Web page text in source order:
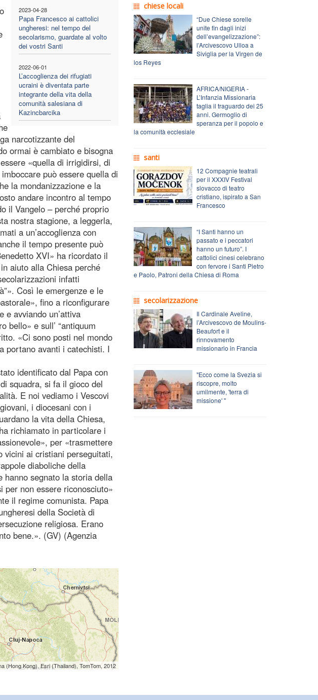
2023-04-28
Papa Francesco ai cattolici
ungheresi: nel tempo del
secolarismo, guardate al volto
dei vostri Santi
2022-06-01
L’accoglienza dei rifugiati
ucraini è diventata parte
integrante della vita della
comunità salesiana di
Kazincbarcika
narcotizzante del
ormai è cambiato e bisogna
«quella di irrigidirsi, di
può essere quella di
la mondanizzazione e la
andare incontro al tempo
il Vangelo – perché proprio
nostra stagione, a leggerla,
a un’accoglienza con
il tempo presente può
XVI» ha ricordato il
aiuto alla Chiesa perché
infatti
Così le emergenze e le
fino a riconfigurare
e avviando un’attiva
bello» e sull’ “antiquum
«Ci sono posti nel mondo
portano avanti i catechisti. I
identificato dal Papa con
squadra, si fa il gioco del
E noi vediamo i Vescovi
i diocesani con i
la vita della Chiesa,
richiamato in particolare i
per «trasmettere
vicini ai cristiani perseguitati,
diaboliche della
segnato la storia della
per non essere riconosciuto»
il regime comunista. Papa
della Società di
religiosa. Erano
bene.». (GV) (Agenzia
Kong), Esri (Thailand), TomTom, 2012
chiese locali
“Due Chiese sorelle
unite fin dagli inizi
dell’evangelizzazione”:
l’Arcivescovo Ulloa a
Siviglia per la Virgen de
los Reyes
AFRICA/NIGERIA -
L’Infanzia Missionaria
taglia il traguardo dei 25
anni. Germoglio di
speranza per il popolo e
la comunità ecclesiale
santi
12 Compagnie teatrali
per il XXXIV Festival
slovacco di teatro
cristiano, ispirato a San
Francesco
“I Santi hanno un
passato e i peccatori
hanno un futuro”. I
cattolici cinesi celebrano
con fervore i Santi Pietro
e Paolo, Patroni della Chiesa di Roma
secolarizzazione
Il Cardinale Aveline,
l’Arcivescovo de Moulins-
Beaufort e il
rinnovamento
missionario in Francia
"Ecco come la Svezia si
riscopre, molto
umilmente, 'terra di
missione' "